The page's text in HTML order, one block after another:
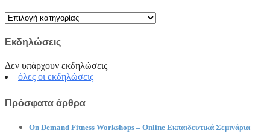
Kατηγορίες
Εκδηλώσεις
Δεν υπάρχουν εκδηλώσεις
όλες οι εκδηλώσεις
Πρόσφατα άρθρα
On Demand Fitness Workshops – Online Εκπαιδευτικά Σεμινάρια